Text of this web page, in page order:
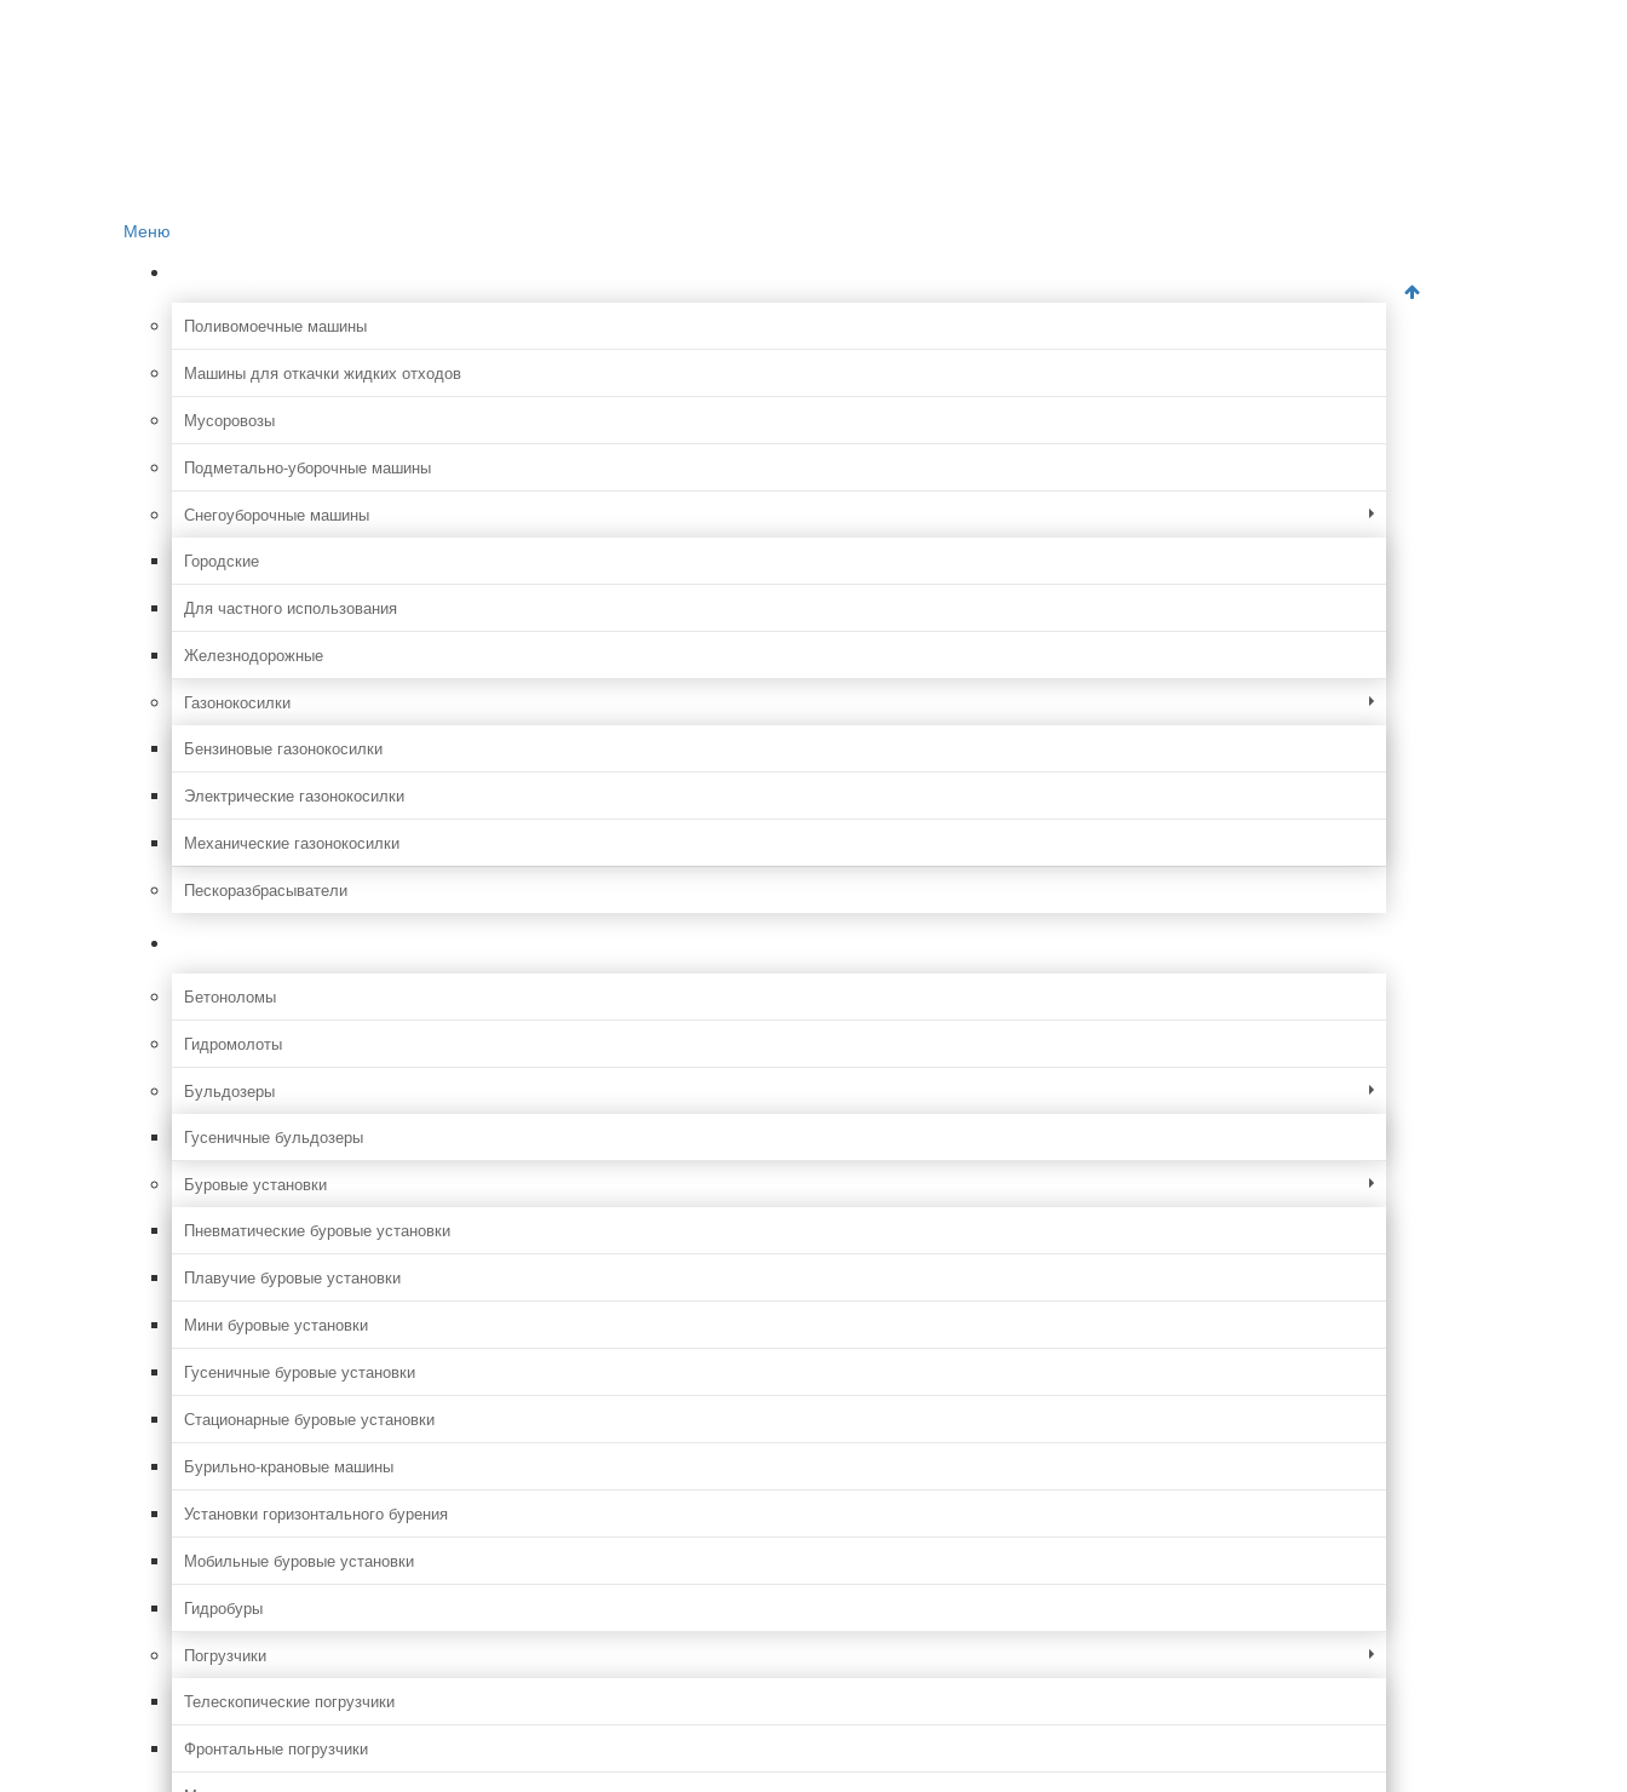
Меню
Поливомоечные машины
Машины для откачки жидких отходов
Мусоровозы
Подметально-уборочные машины
Снегоуборочные машины
Городские
Для частного использования
Железнодорожные
Газонокосилки
Бензиновые газонокосилки
Электрические газонокосилки
Механические газонокосилки
Пескоразбрасыватели
Бетоноломы
Гидромолоты
Бульдозеры
Гусеничные бульдозеры
Буровые установки
Пневматические буровые установки
Плавучие буровые установки
Мини буровые установки
Гусеничные буровые установки
Стационарные буровые установки
Бурильно-крановые машины
Установки горизонтального бурения
Мобильные буровые установки
Гидробуры
Погрузчики
Телескопические погрузчики
Фронтальные погрузчики